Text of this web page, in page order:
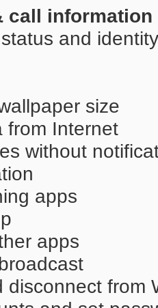
call information
and identity
size
from Internet
without
apps
apps
disconnect from